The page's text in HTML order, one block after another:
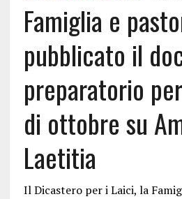
Famiglia e
pubblicato il
preparatorio
di ottobre su
Laetitia
Il Dicastero per i Laici, la